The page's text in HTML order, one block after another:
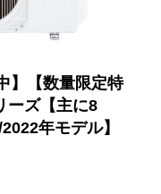
】【数量限定特
ーズ【主に8
年モデル】